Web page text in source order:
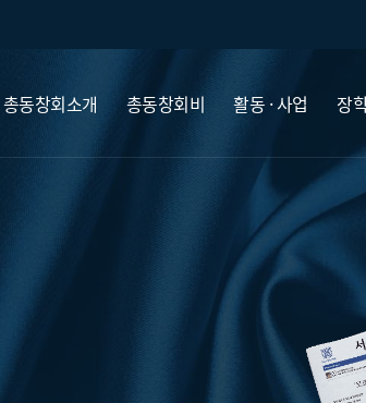
총동창회소개 총동창회비 활동 · 사업 장